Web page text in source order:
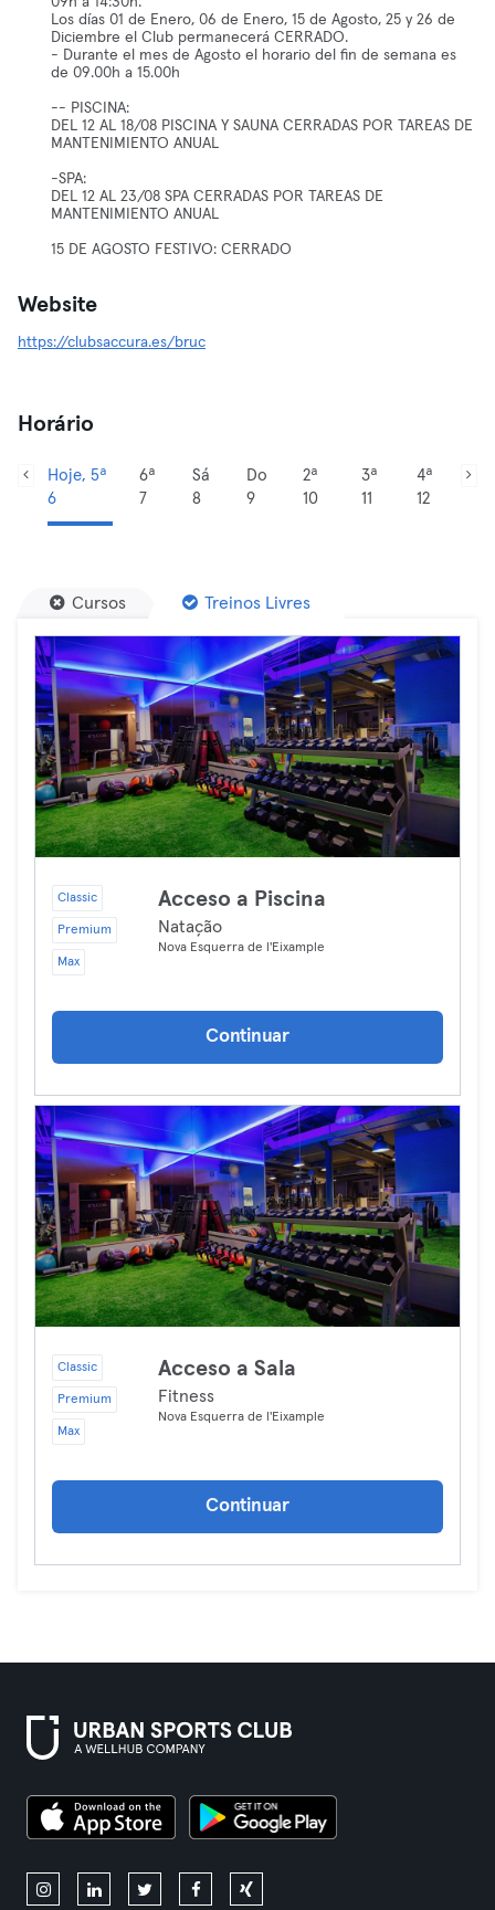
Los días 01 de Enero, 06 de Enero, 15 de Agosto, 25 y 26 de
Diciembre el Club permanecerá CERRADO.
- Durante el mes de Agosto el horario del fin de semana es
de 09.00h a 15.00h
-- PISCINA:
DEL 12 AL 18/08 PISCINA Y SAUNA CERRADAS POR TAREAS DE
MANTENIMIENTO ANUAL
-SPA:
DEL 12 AL 23/08 SPA CERRADAS POR TAREAS DE
MANTENIMIENTO ANUAL
15 DE AGOSTO FESTIVO: CERRADO
Website
https://clubsaccura.es/bruc
Horário
Hoje, 5ª
6
6ª
7
Sá
8
Do
9
2ª
10
3ª
11
4ª
12
Cursos Treinos Livres
Classic
Premium
Max
Acceso a Piscina
Natação
Nova Esquerra de l'Eixample
Continuar
Classic
Premium
Max
Acceso a Sala
Fitness
Nova Esquerra de l'Eixample
Continuar